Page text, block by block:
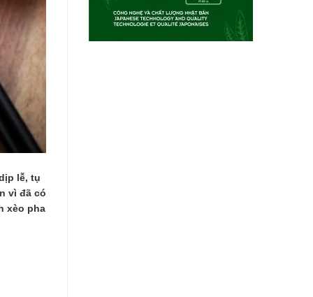
lễ, tụ
vì đã có
xèo pha